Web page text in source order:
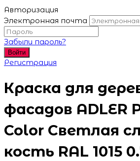
Авторизация
Электронная почта
Забыли пароль?
Войти
Регистрация
Краска для
фасадов ADLER
Color Светлая
кость RAL 1015